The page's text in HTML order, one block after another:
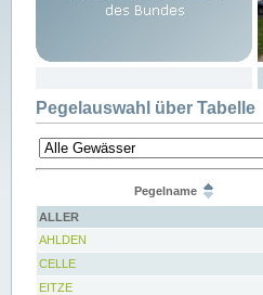
Pegelauswahl über Tabelle
Pegelname
ALLER
AHLDEN
CELLE
EITZE